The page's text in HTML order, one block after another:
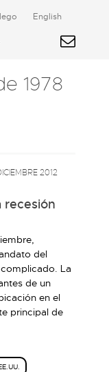
English
1978
2012
recesión
del
La
de un
en el
principal de